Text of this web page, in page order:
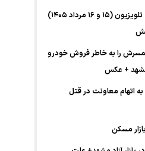
فیلم‌های سینمایی آخر هفته تلویزیون (۱۵ و ۱۶ مرداد ۱۴۰۵)
را به خاطر فروش خودرو
+ عکس
اتهام معاونت در قتل
مسکن